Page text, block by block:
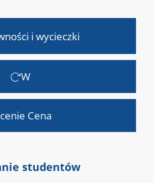
i wycieczki
W
cenie Cena
studentów